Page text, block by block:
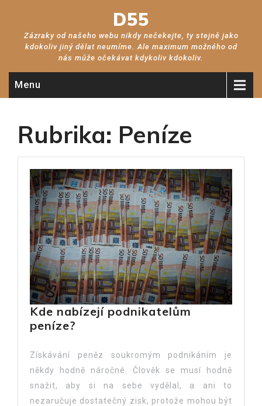
D55
Zázraky od našeho webu nikdy nečekejte, ty stejně jako
kdokoliv jiný dělat neumíme. Ale maximum možného od
nás může očekávat kdykoliv kdokoliv.
Menu
Rubrika: Peníze
Kde nabízejí podnikatelům
peníze?
Získávání peněz soukromým podnikáním je
někdy hodně náročné. Člověk se musí hodně
snažit, aby si na sebe vydělal, a ani to
nezaručuje dostatečný zisk, protože mohou být